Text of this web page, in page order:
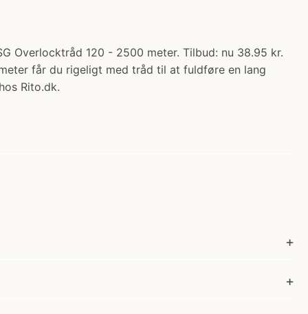
Overlocktråd 120 - 2500 meter. Tilbud: nu 38.95 kr.
får du rigeligt med tråd til at fuldføre en lang
Rito.dk.